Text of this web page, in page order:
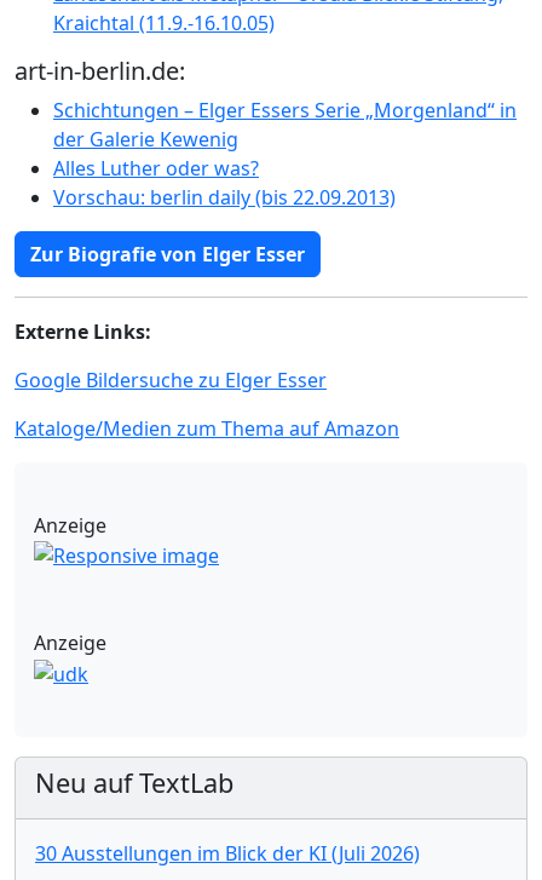
Kraichtal (11.9.-16.10.05)
art-in-berlin.de:
Schichtungen – Elger Essers Serie „Morgenland“ in
der Galerie Kewenig
Alles Luther oder was?
Vorschau: berlin daily (bis 22.09.2013)
Zur Biografie von Elger Esser
Externe Links:
Google Bildersuche zu Elger Esser
Kataloge/Medien zum Thema auf Amazon
Anzeige
Anzeige
Neu auf TextLab
30 Ausstellungen im Blick der KI (Juli 2026)